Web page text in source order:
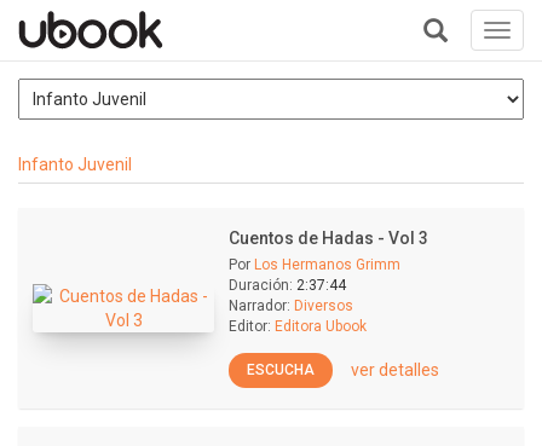
+
Infanto Juvenil
Cuentos de Hadas - Vol 3
Por Los Hermanos Grimm
Duración: 2:37:44
Narrador: Diversos
Editor: Editora Ubook
ESCUCHA ver detalles